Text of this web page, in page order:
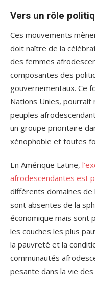
Vers un rôle
Ces mouvements
doit naître de la
des femmes
composantes des
gouvernementaux. Ce
Nations Unies,
peuples
un groupe prioritaire
xénophobie et toutes
En Amérique Latine,
afrodescendantes est
différents domaines de
sont absentes de la
économique mais sont
les couches les plus
la pauvreté et la
communautés
pesante dans la vie